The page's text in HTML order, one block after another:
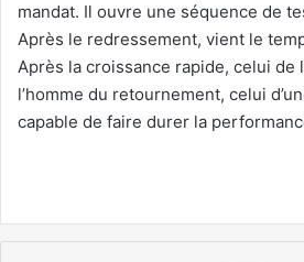
mandat. Il ouvre une séquence de
Après le redressement, vient le
Après la croissance rapide, celui de
l’homme du retournement, celui
capable de faire durer la